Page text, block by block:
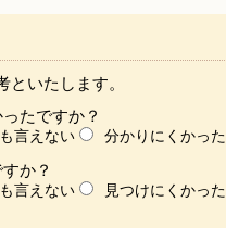
いたします。
たですか？
言えない 分かりにくかった
か？
言えない 見つけにくかった